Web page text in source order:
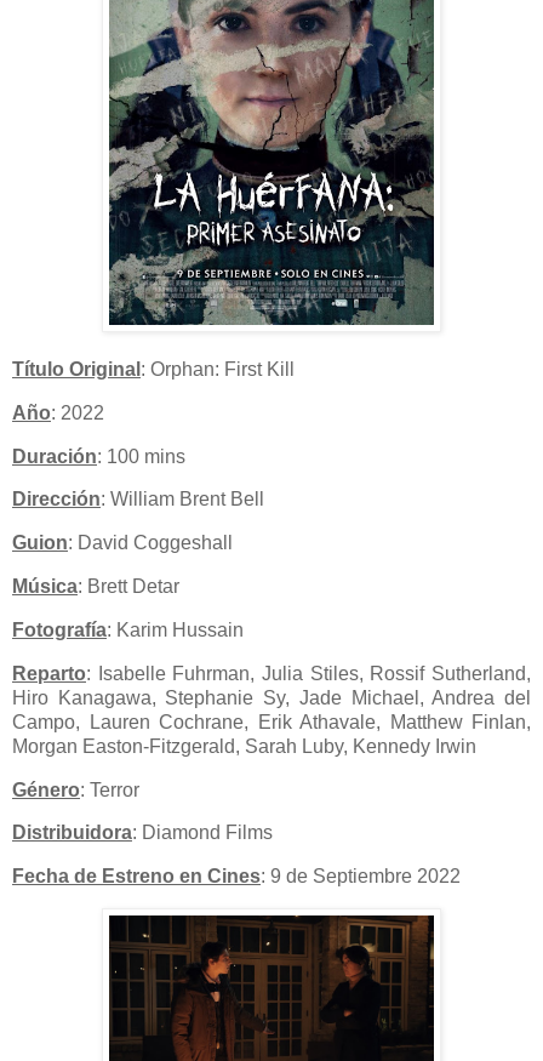
Título Original : Orphan: First Kill
Año: 2022
Duración: 100 mins
Dirección: William Brent Bell
Guion: David Coggeshall
Música: Brett Detar
Fotografía: Karim Hussain
Reparto: Isabelle Fuhrman, Julia Stiles, Rossif Sutherland,
Hiro Kanagawa, Stephanie Sy, Jade Michael, Andrea del
Campo, Lauren Cochrane, Erik Athavale, Matthew Finlan,
Morgan Easton-Fitzgerald, Sarah Luby, Kennedy Irwin
Género: Terror
Distribuidora: Diamond Films
Fecha de Estreno en Cines: 9 de Septiembre 2022